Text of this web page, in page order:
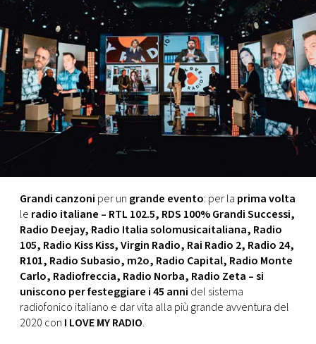
VIDEO
TV
PRINCIPATO
DI
MONACO
CONSIGLIA
Grandi canzoni per un grande evento: per la prima volta
le radio italiane – RTL 102.5, RDS 100% Grandi Successi,
Radio Deejay, Radio Italia solomusicaitaliana, Radio
105, Radio Kiss Kiss, Virgin Radio, Rai Radio 2, Radio 24,
R101, Radio Subasio, m2o, Radio Capital, Radio Monte
Carlo, Radiofreccia, Radio Norba, Radio Zeta – si
uniscono per festeggiare i 45 anni del sistema
radiofonico italiano e dar vita alla più grande avventura del
2020 con I LOVE MY RADIO.